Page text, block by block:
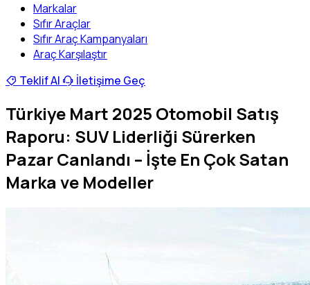
Markalar
Sıfır Araçlar
Sıfır Araç Kampanyaları
Araç Karşılaştır
Teklif Al
İletişime Geç
Türkiye Mart 2025 Otomobil Satış
Raporu: SUV Liderliği Sürerken
Pazar Canlandı – İşte En Çok Satan
Marka ve Modeller